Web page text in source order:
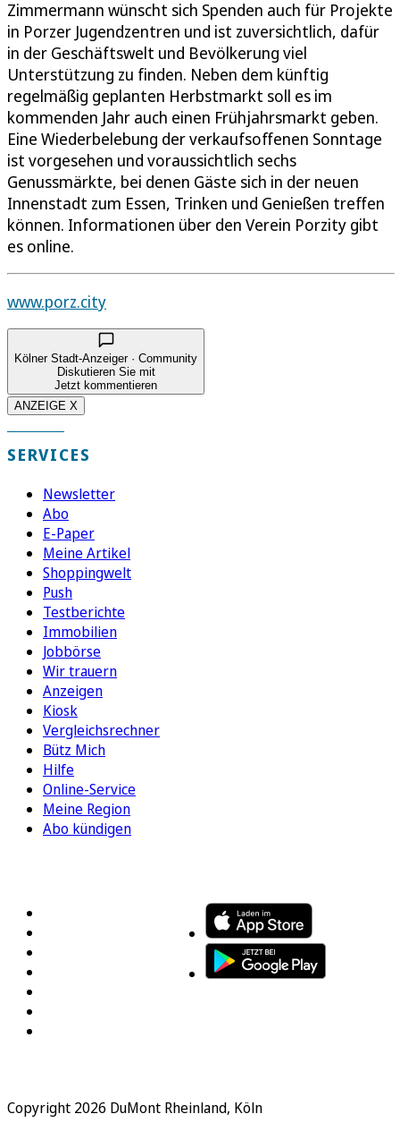
Zimmermann wünscht sich Spenden auch für Projekte
in Porzer Jugendzentren und ist zuversichtlich, dafür
in der Geschäftswelt und Bevölkerung viel
Unterstützung zu finden. Neben dem künftig
regelmäßig geplanten Herbstmarkt soll es im
kommenden Jahr auch einen Frühjahrsmarkt geben.
Eine Wiederbelebung der verkaufsoffenen Sonntage
ist vorgesehen und voraussichtlich sechs
Genussmärkte, bei denen Gäste sich in der neuen
Innenstadt zum Essen, Trinken und Genießen treffen
können. Informationen über den Verein Porzity gibt
es online.
www.porz.city
Kölner Stadt-Anzeiger · Community
Diskutieren Sie mit
Jetzt kommentieren
ANZEIGE X
SERVICES
Newsletter
Abo
E-Paper
Meine Artikel
Shoppingwelt
Push
Testberichte
Immobilien
Jobbörse
Wir trauern
Anzeigen
Kiosk
Vergleichsrechner
Bütz Mich
Hilfe
Online-Service
Meine Region
Abo kündigen
Copyright 2026 DuMont Rheinland, Köln